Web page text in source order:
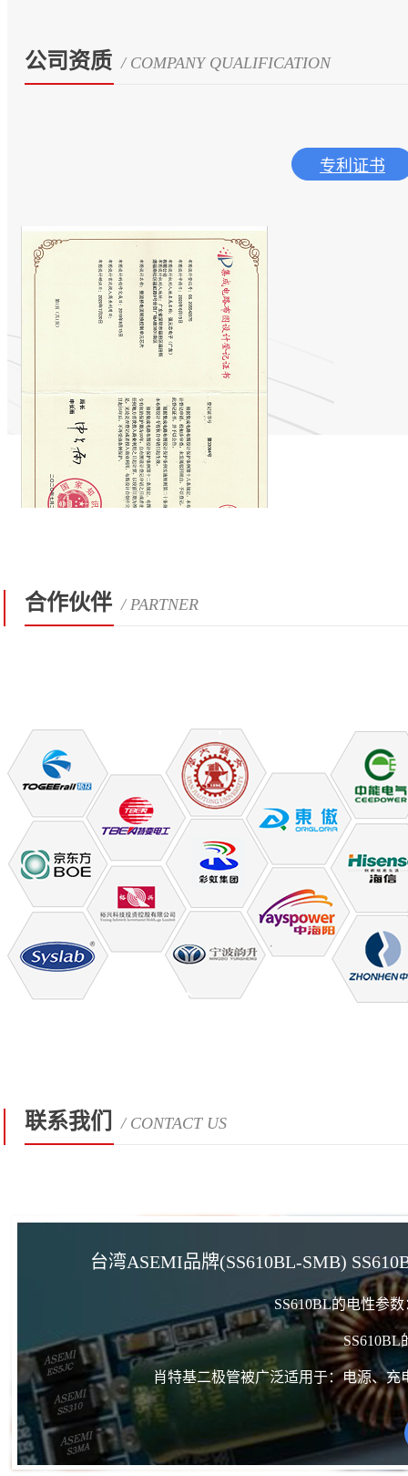
公司资质 / COMPANY QUALIFICATION
专利证书
合作伙伴 / PARTNER
联系我们 / CONTACT US
台湾ASEMI品牌(SS610BL-SMB)
SS610BL的电性参
SS610BL
肖特基二极管被广泛适用于：电源、